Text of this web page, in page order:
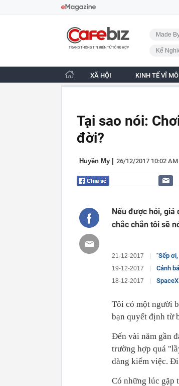
CafeBiz - Trang chủ
Made
Kế
XÃ HỘI KINH TẾ VĨ MÔ
Tại sao nói:
đời?
Huyền My 26/12/2017 10:02 AM
Nếu được hỏi, giá
chắc chắn tôi sẽ
21-12-2017 "Sếp ơi,
19-12-2017 Cảnh
18-12-2017 SpaceX
Tôi có một người
bạn quyết định từ
Đến vài năm gần
trường hợp quá
dàng kiếm việc.
Có những lúc gặp